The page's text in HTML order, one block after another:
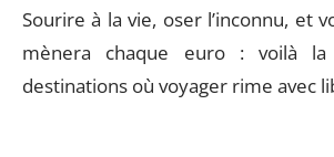
Sourire à la vie, oser l’inconnu, et
mènera chaque euro : voilà la
destinations où voyager rime avec